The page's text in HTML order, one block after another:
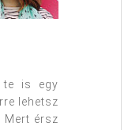
te is egy
lehetsz
Mert érsz